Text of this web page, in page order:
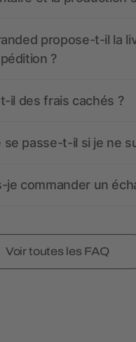
propose-t-il la
?
il des frais cachés ?
se passe-t-il si je ne
je commander un
Voir toutes les FAQ